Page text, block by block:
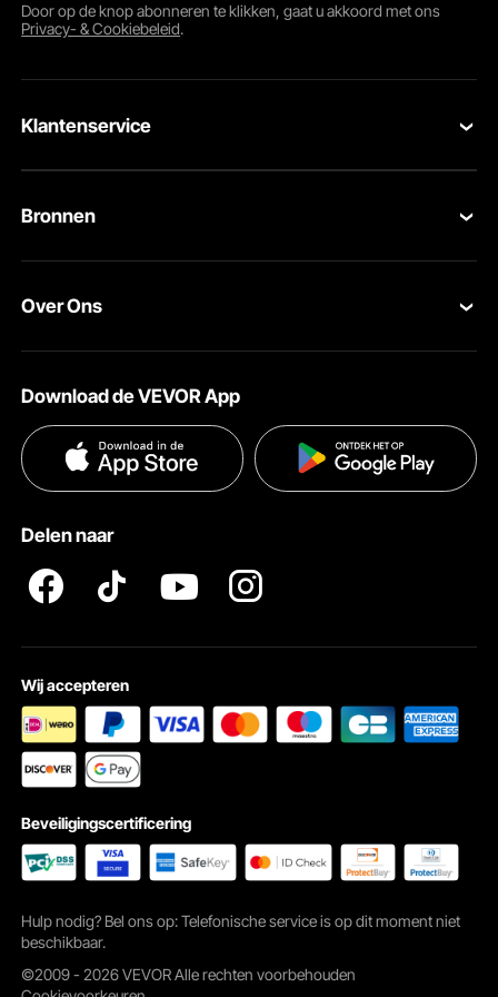
Verzegelde waterdichte hoes
De extra luifelrand en waterdichte strips zorgen voor een
dagen.
4 spandoekringen toegevoegd
Promotiebanners voor uw commerciële evenementen en
Door op de knopabonneren te klikken, gaat u akkoord met ons
Privacy- & Cookiebeleid.
Klantenservice
Retourneren en vervangingen
Hulp en veelgestelde vragen
Bronnen
Pro-ledenprogramma
Over Ons
Voorwaarden van de dienst
Privacybeleid
Download de VEVOR App
Delen naar
Wij accepteren
Beveiligingscertificering
Hulp nodig? Bel ons op: Telefonische service is op dit moment niet
beschikbaar.
©2009 - 2026 VEVOR Alle rechten voorbehouden